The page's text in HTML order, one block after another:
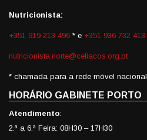
Nutricionista:
+351 919 213 496 * e +351 936 732 413
nutricionista.norte@celiacos.org.pt
* chamada para a rede móvel nacional
HORÁRIO GABINETE PORTO
Atendimento:
2.ª a 6.ª Feira: 08H30 – 17H30